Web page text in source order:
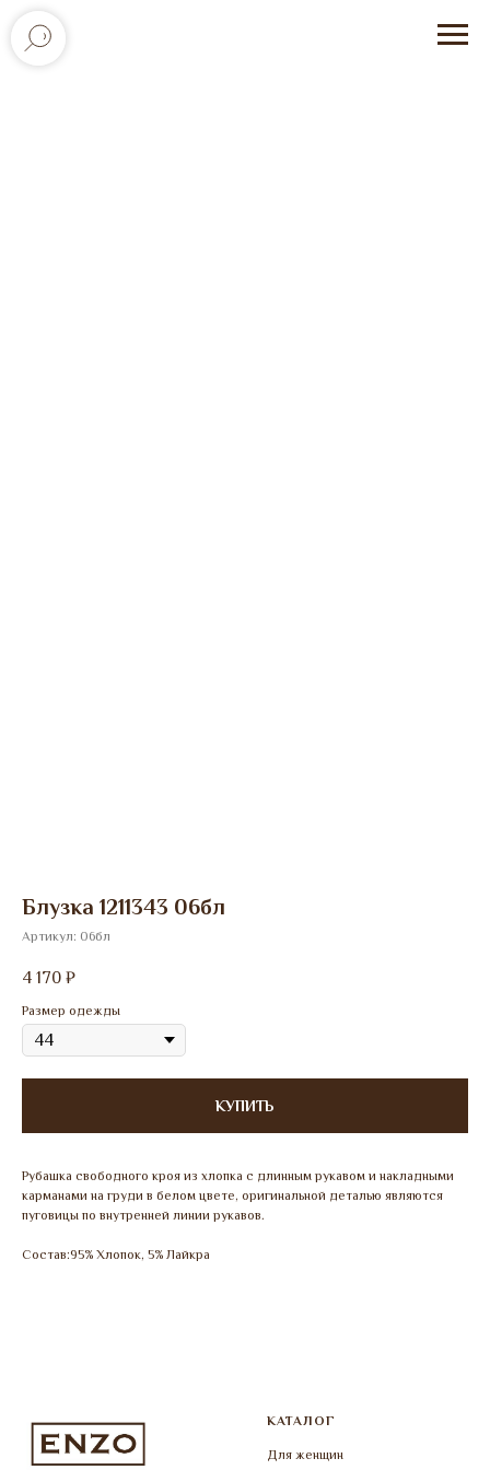
Блузка 1211343 06бл
Артикул: 06бл
4 170 ₽
Размер одежды
КУПИТЬ
Рубашка свободного кроя из хлопка с длинным рукавом и накладными
карманами на груди в белом цвете, оригинальной деталью являются
пуговицы по внутренней линии рукавов.
Состав:95% Хлопок, 5% Лайкра
КАТАЛОГ
Для женщин